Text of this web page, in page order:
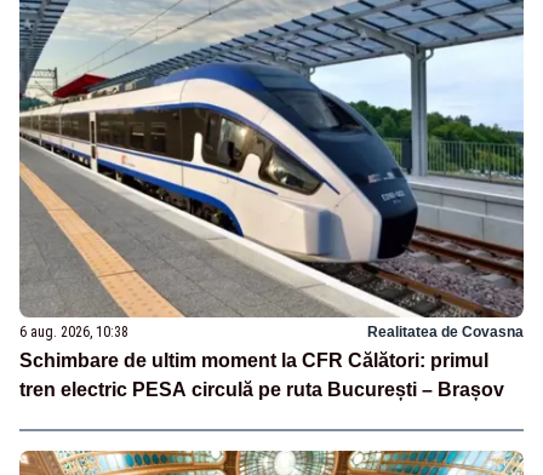
6 aug. 2026, 10:38 Realitatea de Covasna
Schimbare de ultim moment la CFR Călători: primul
tren electric PESA circulă pe ruta București – Brașov